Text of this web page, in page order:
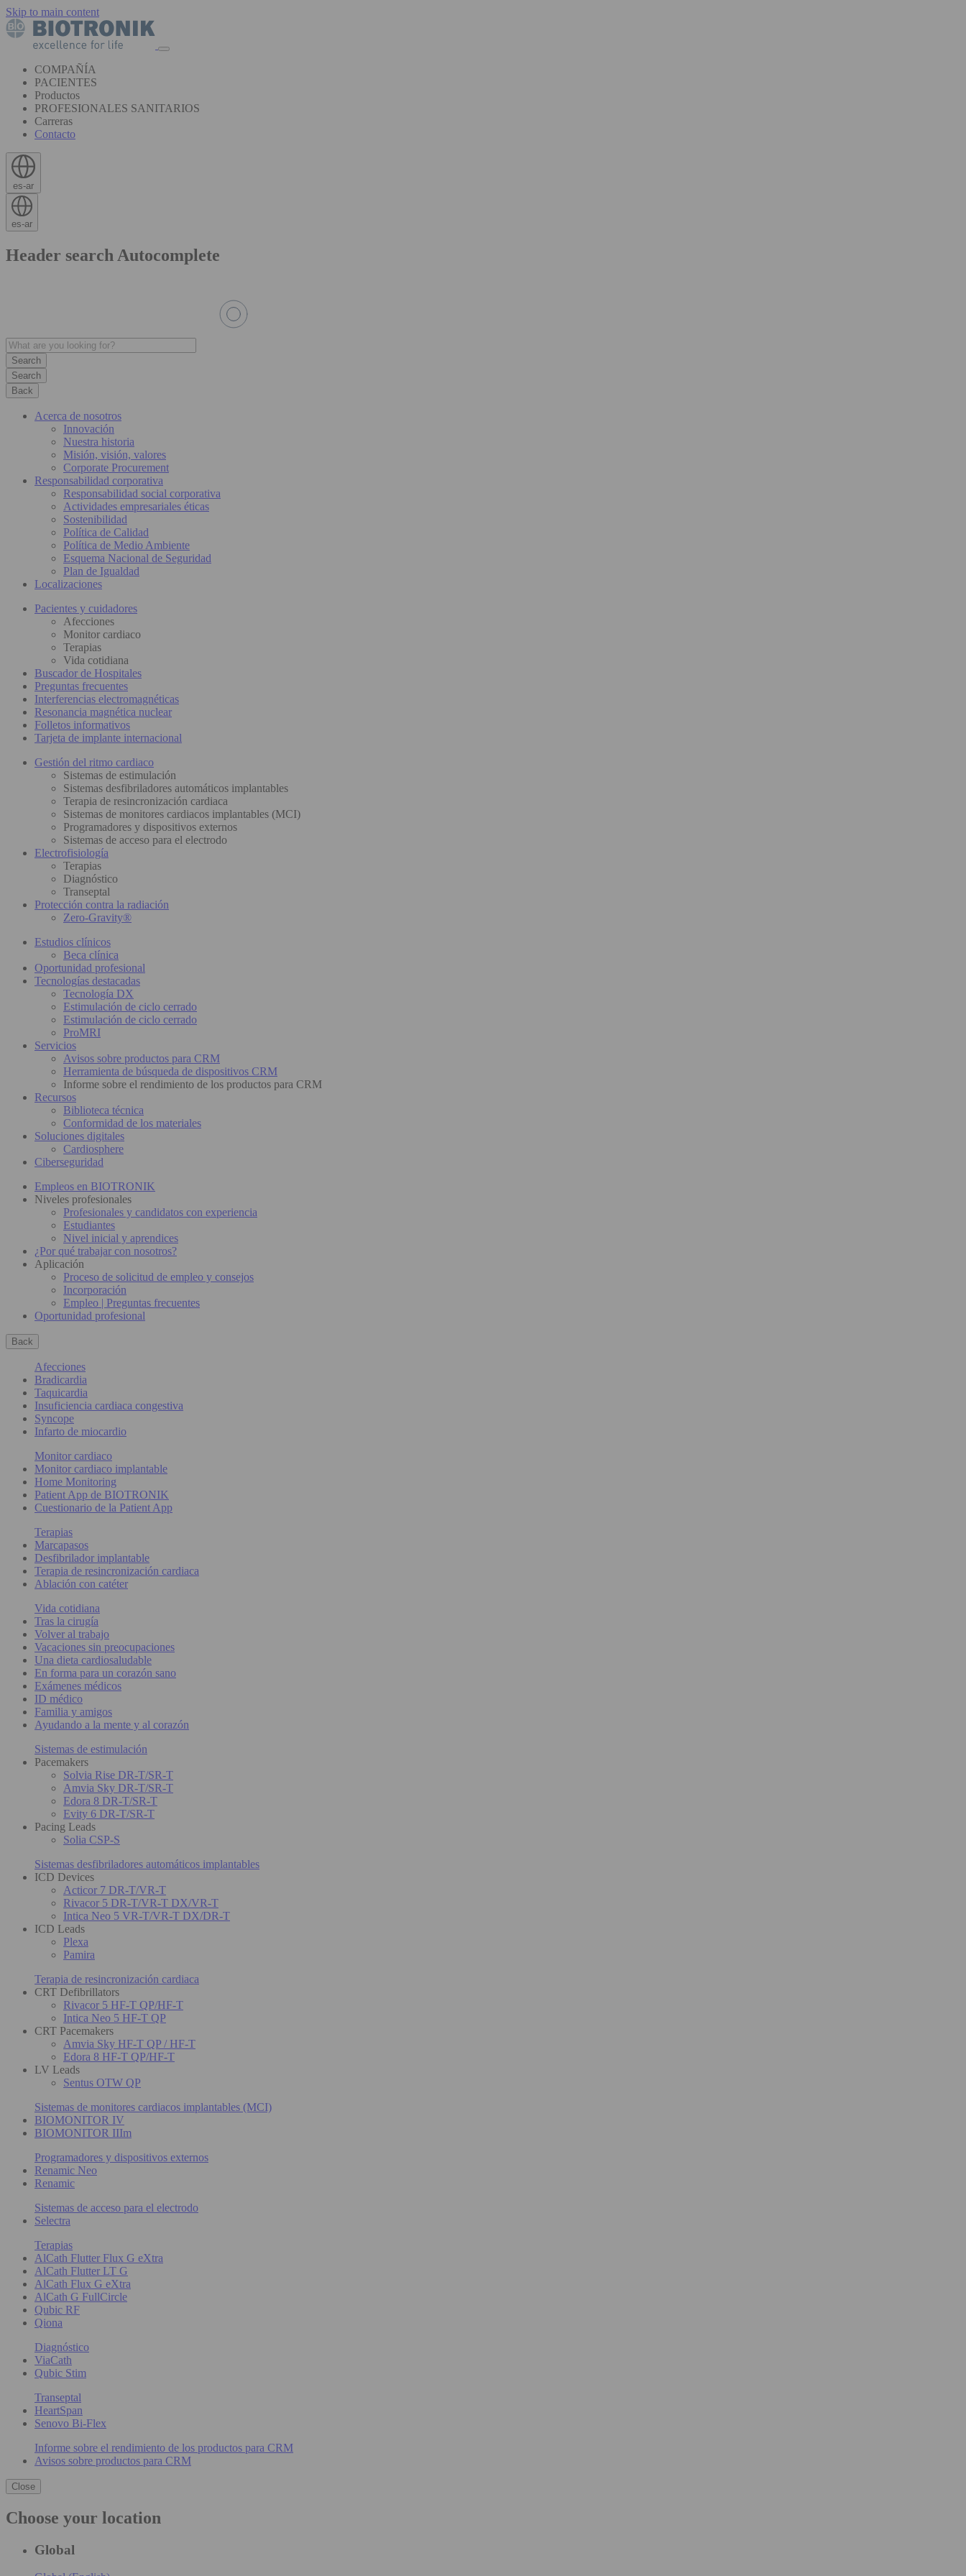
Skip to main content
COMPAÑÍA
PACIENTES
Productos
PROFESIONALES SANITARIOS
Carreras
Contacto
es-ar
es-ar
Header search Autocomplete
Search
Back
Acerca de nosotros
Innovación
Nuestra historia
Misión, visión, valores
Corporate Procurement
Responsabilidad corporativa
Responsabilidad social corporativa
Actividades empresariales éticas
Sostenibilidad
Política de Calidad
Política de Medio Ambiente
Esquema Nacional de Seguridad
Plan de Igualdad
Localizaciones
Pacientes y cuidadores
Afecciones
Monitor cardiaco
Terapias
Vida cotidiana
Buscador de Hospitales
Preguntas frecuentes
Interferencias electromagnéticas
Resonancia magnética nuclear
Folletos informativos
Tarjeta de implante internacional
Gestión del ritmo cardiaco
Sistemas de estimulación
Sistemas desfibriladores automáticos implantables
Terapia de resincronización cardiaca
Sistemas de monitores cardiacos implantables (MCI)
Programadores y dispositivos externos
Sistemas de acceso para el electrodo
Electrofisiología
Terapias
Diagnóstico
Transeptal
Protección contra la radiación
Zero-Gravity®
Estudios clínicos
Beca clínica
Oportunidad profesional
Tecnologías destacadas
Tecnología DX
Estimulación de ciclo cerrado
Estimulación de ciclo cerrado
ProMRI
Servicios
Avisos sobre productos para CRM
Herramienta de búsqueda de dispositivos CRM
Informe sobre el rendimiento de los productos para CRM
Recursos
Biblioteca técnica
Conformidad de los materiales
Soluciones digitales
Cardiosphere
Ciberseguridad
Empleos en BIOTRONIK
Niveles profesionales
Profesionales y candidatos con experiencia
Estudiantes
Nivel inicial y aprendices
¿Por qué trabajar con nosotros?
Aplicación
Proceso de solicitud de empleo y consejos
Incorporación
Empleo | Preguntas frecuentes
Oportunidad profesional
Back
Afecciones
Bradicardia
Taquicardia
Insuficiencia cardiaca congestiva
Syncope
Infarto de miocardio
Monitor cardiaco
Monitor cardiaco implantable
Home Monitoring
Patient App de BIOTRONIK
Cuestionario de la Patient App
Terapias
Marcapasos
Desfibrilador implantable
Terapia de resincronización cardiaca
Ablación con catéter
Vida cotidiana
Tras la cirugía
Volver al trabajo
Vacaciones sin preocupaciones
Una dieta cardiosaludable
En forma para un corazón sano
Exámenes médicos
ID médico
Familia y amigos
Ayudando a la mente y al corazón
Sistemas de estimulación
Pacemakers
Solvia Rise DR-T/SR-T
Amvia Sky DR-T/SR-T
Edora 8 DR-T/SR-T
Evity 6 DR-T/SR-T
Pacing Leads
Solia CSP-S
Sistemas desfibriladores automáticos implantables
ICD Devices
Acticor 7 DR-T/VR-T
Rivacor 5 DR-T/VR-T DX/VR-T
Intica Neo 5 VR-T/VR-T DX/DR-T
ICD Leads
Plexa
Pamira
Terapia de resincronización cardiaca
CRT Defibrillators
Rivacor 5 HF-T QP/HF-T
Intica Neo 5 HF-T QP
CRT Pacemakers
Amvia Sky HF-T QP / HF-T
Edora 8 HF-T QP/HF-T
LV Leads
Sentus OTW QP
Sistemas de monitores cardiacos implantables (MCI)
BIOMONITOR IV
BIOMONITOR IIIm
Programadores y dispositivos externos
Renamic Neo
Renamic
Sistemas de acceso para el electrodo
Selectra
Terapias
AlCath Flutter Flux G eXtra
AlCath Flutter LT G
AlCath Flux G eXtra
AlCath G FullCircle
Qubic RF
Qiona
Diagnóstico
ViaCath
Qubic Stim
Transeptal
HeartSpan
Senovo Bi-Flex
Informe sobre el rendimiento de los productos para CRM
Avisos sobre productos para CRM
Close
Choose your location
Global